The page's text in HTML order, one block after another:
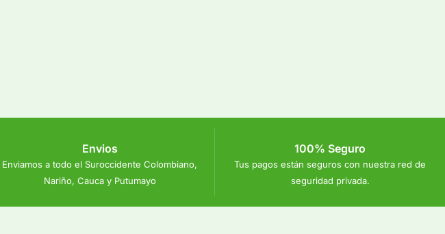
Envios
Enviamos a todo el Suroccidente Colombiano,
Nariño, Cauca y Putumayo
100% Seguro
Tus pagos están seguros con nuestra red de
seguridad privada.